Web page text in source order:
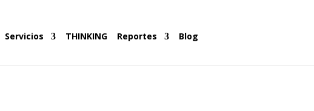
Servicios THINKING Reportes Blog